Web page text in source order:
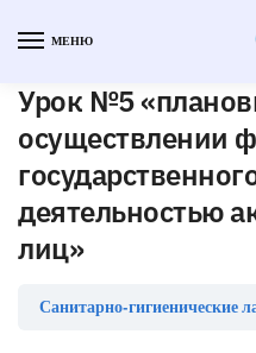
МЕНЮ
Урок №5
осуществлении
деятельностью
лиц»